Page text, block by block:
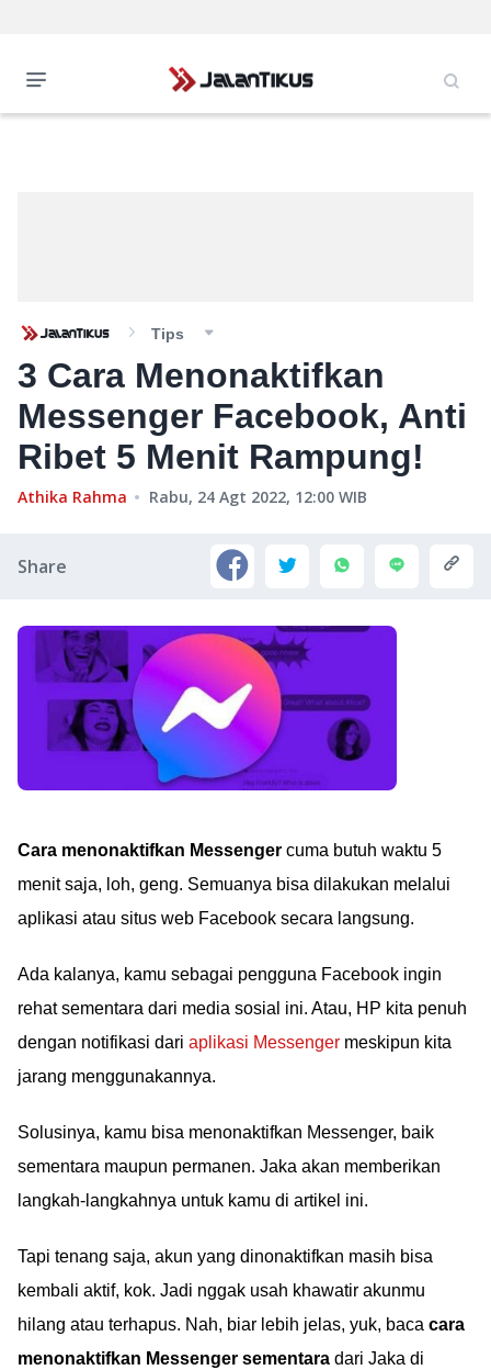
Tips
3 Cara Menonaktifkan
Messenger Facebook, Anti
Ribet 5 Menit Rampung!
Athika Rahma Rabu, 24 Agt 2022, 12:00 WIB
Share
Cara menonaktifkan Messenger cuma butuh waktu 5
menit saja, loh, geng. Semuanya bisa dilakukan melalui
aplikasi atau situs web Facebook secara langsung.
Ada kalanya, kamu sebagai pengguna Facebook ingin
rehat sementara dari media sosial ini. Atau, HP kita penuh
dengan notifikasi dari aplikasi Messenger meskipun kita
jarang menggunakannya.
Solusinya, kamu bisa menonaktifkan Messenger, baik
sementara maupun permanen. Jaka akan memberikan
langkah-langkahnya untuk kamu di artikel ini.
Tapi tenang saja, akun yang dinonaktifkan masih bisa
kembali aktif, kok. Jadi nggak usah khawatir akunmu
hilang atau terhapus. Nah, biar lebih jelas, yuk, baca cara
menonaktifkan Messenger sementara dari Jaka di